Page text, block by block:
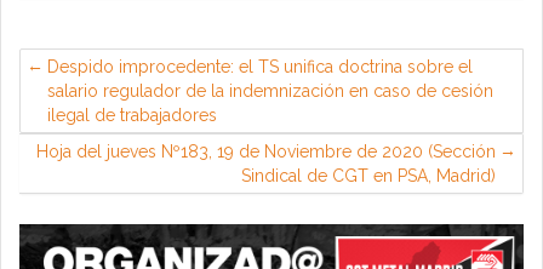
Despido improcedente: el TS unifica doctrina sobre el
salario regulador de la indemnización en caso de cesión
ilegal de trabajadores
Hoja del jueves Nº183, 19 de Noviembre de 2020 (Sección
Sindical de CGT en PSA, Madrid)